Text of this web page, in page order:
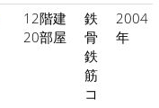
12階建
20部屋
鉄
骨
鉄
筋
コ
2004
年